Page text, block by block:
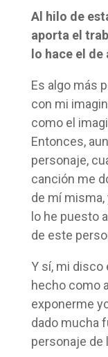
Al hilo de
aporta el
lo hace el
Es algo más
con mi
como el
Entonces,
personaje,
canción me
de mí
lo he puesto
de este
Y sí, mi disco
hecho como
exponerme
dado mucha
personaje de